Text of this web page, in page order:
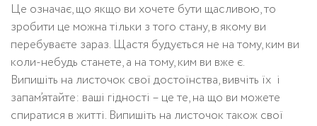
Це означає, що якщо ви хочете бути щасливою, то
зробити це можна тільки з того стану, в якому ви
перебуваєте зараз. Щастя будується не на тому, ким ви
коли-небудь станете, а на тому, ким ви вже є.
Випишіть на листочок свої достоїнства, вивчіть їх і
запам’ятайте: ваші гідності – це те, на що ви можете
спиратися в житті. Випишіть на листочок також свої